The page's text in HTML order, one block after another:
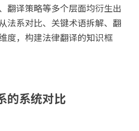
翻译策略等多个层面均衍生出
法系对比、关键术语拆解、翻
度，构建法律翻译的知识框
的系统对比